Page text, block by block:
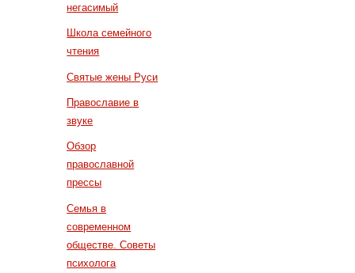
негасимый
Школа семейного
чтения
Святые жены Руси
Православие в
звуке
Обзор
православной
прессы
Семья в
современном
обществе. Советы
психолога